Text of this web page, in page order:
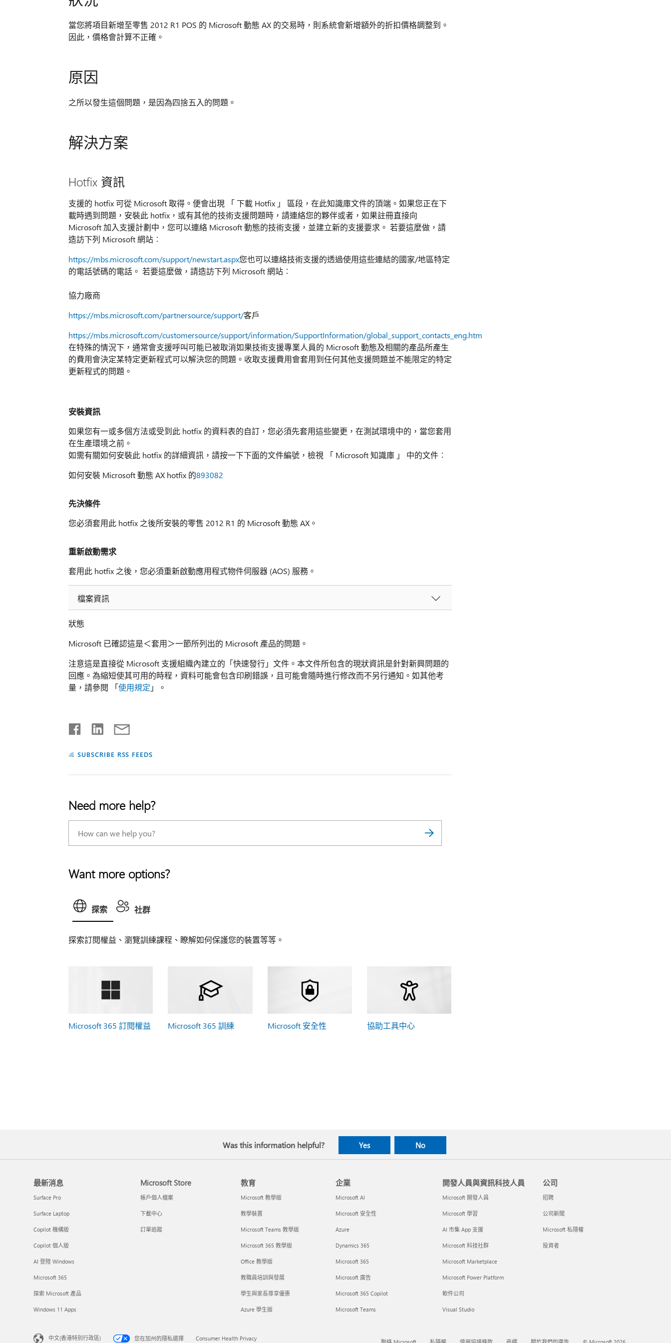
當您將項目新增至零售 2012 R1 POS 的 Microsoft 動態 AX 的交易時，則系統會新增額外的折扣價格調整到。
因此，價格會計算不正確。
原因
之所以發生這個問題，是因為四捨五入的問題。
解決方案
Hotfix 資訊
支援的 hotfix 可從 Microsoft 取得。便會出現 「 下載 Hotfix 」 區段，在此知識庫文件的頂端。如果您正在下
載時遇到問題，安裝此 hotfix，或有其他的技術支援問題時，請連絡您的夥伴或者，如果註冊直接向
Microsoft 加入支援計劃中，您可以連絡 Microsoft 動態的技術支援，並建立新的支援要求。 若要這麼做，請
造訪下列 Microsoft 網站︰
https://mbs.microsoft.com/support/newstart.aspx您也可以連絡技術支援的透過使用這些連結的國家/地區特定
的電話號碼的電話。 若要這麼做，請造訪下列 Microsoft 網站︰
協力廠商
https://mbs.microsoft.com/partnersource/support/客戶
https://mbs.microsoft.com/customersource/support/information/SupportInformation/global_support_contacts_eng.htm
在特殊的情況下，通常會支援呼叫可能已被取消如果技術支援專業人員的 Microsoft 動態及相關的產品所產生
的費用會決定某特定更新程式可以解決您的問題。收取支援費用會套用到任何其他支援問題並不能限定的特定
更新程式的問題。
安裝資訊
如果您有一或多個方法或受到此 hotfix 的資料表的自訂，您必須先套用這些變更，在測試環境中的，當您套用
在生產環境之前。
如需有關如何安裝此 hotfix 的詳細資訊，請按一下下面的文件編號，檢視 「 Microsoft 知識庫 」 中的文件︰
如何安裝 Microsoft 動態 AX hotfix 的893082
先決條件
您必須套用此 hotfix 之後所安裝的零售 2012 R1 的 Microsoft 動態 AX。
重新啟動需求
套用此 hotfix 之後，您必須重新啟動應用程式物件伺服器 (AOS) 服務。
檔案資訊
狀態
Microsoft 已確認這是＜套用＞一節所列出的 Microsoft 產品的問題。
注意這是直接從 Microsoft 支援組織內建立的「快速發行」文件。本文件所包含的現狀資訊是針對新興問題的
回應。為縮短使其可用的時程，資料可能會包含印刷錯誤，且可能會隨時進行修改而不另行通知。如其他考
量，請參閱 「使用規定 」。
SUBSCRIBE RSS FEEDS
Need more help?
Want more options?
探索 社群
探索訂閱權益、瀏覽訓練課程、瞭解如何保護您的裝置等等。
Microsoft 365 訂閱權益 Microsoft 365 訓練 Microsoft 安全性 協助工具中心
Was this information helpful? Yes No
最新消息
Surface Pro
Surface Laptop
Copilot 機構版
Copilot 個人版
AI 登陸 Windows
Microsoft 365
探索 Microsoft 產品
Windows 11 Apps
Microsoft Store
帳戶個人檔案
下載中心
訂單追蹤
教育
Microsoft 教學版
教學裝置
Microsoft Teams 教學版
Microsoft 365 教學版
Office 教學版
教職員培訓與發展
學生與家長尊享優惠
Azure 學生版
企業
Microsoft AI
Microsoft 安全性
Azure
Dynamics 365
Microsoft 365
Microsoft 廣告
Microsoft 365 Copilot
Microsoft Teams
開發人員與資訊科技人員
Microsoft 開發人員
Microsoft 學習
AI 市集 App 支援
Microsoft 科技社群
Microsoft Marketplace
Microsoft Power Platform
軟件公司
Visual Studio
公司
招聘
公司新聞
Microsoft 私隱權
投資者
中文(香港特別行政區) 您在加州的隱私選擇 Consumer Health Privacy